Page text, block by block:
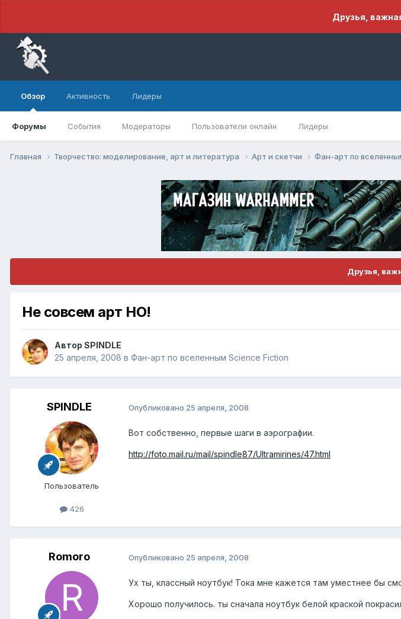
Друзья,
Обзор
Форумы События Модераторы Пользователи онлайн Лидеры
Активность Лидеры
Главная Творчество: моделирование, арт и литература Арт и скетчи Фан-арт по
Друзья,
Не совсем арт НО!
Автор SPINDLE
25 апреля, 2008 в Фан-арт по вселенным Science Fiction
SPINDLE
Пользователь
426
Опубликовано 25 апреля, 2008
Вот собственно, первые шаги в аэрографии.
http://foto.mail.ru/mail/spindle87/Ultramirines/47.html
Romoro Опубликовано 25 апреля, 2008
Ух ты, классный ноутбук! Тока мне кажется там уместнее бы
Хорошо получилось. ты сначала ноутбук белой краской